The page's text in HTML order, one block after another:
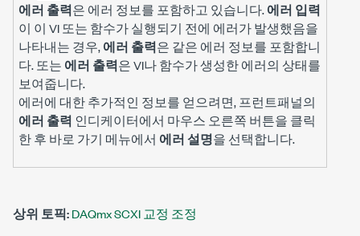
에러 출력은 에러 정보를 포함하고 있습니다.에러 입력
이 이 VI 또는 함수가 실행되기 전에 에러가 발생했음을
나타내는 경우,에러 출력은 같은 에러 정보를 포함합니
다. 또는 에러 출력은 VI나 함수가 생성한 에러의 상태를
보여줍니다.
에러에 대한 추가적인 정보를 얻으려면, 프런트패널의
에러 출력 인디케이터에서 마우스 오른쪽 버튼을 클릭
한 후 바로 가기 메뉴에서 에러 설명을 선택합니다.
상위 토픽:DAQmx SCXI 교정 조정